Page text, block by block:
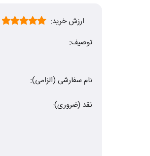
ارزش خرید:
توصیف:
نام سفارشی (الزامی):
نقد (ضروری):